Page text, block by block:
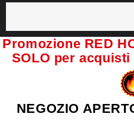
Promozione RED
SOLO per acquisti
NEGOZIO